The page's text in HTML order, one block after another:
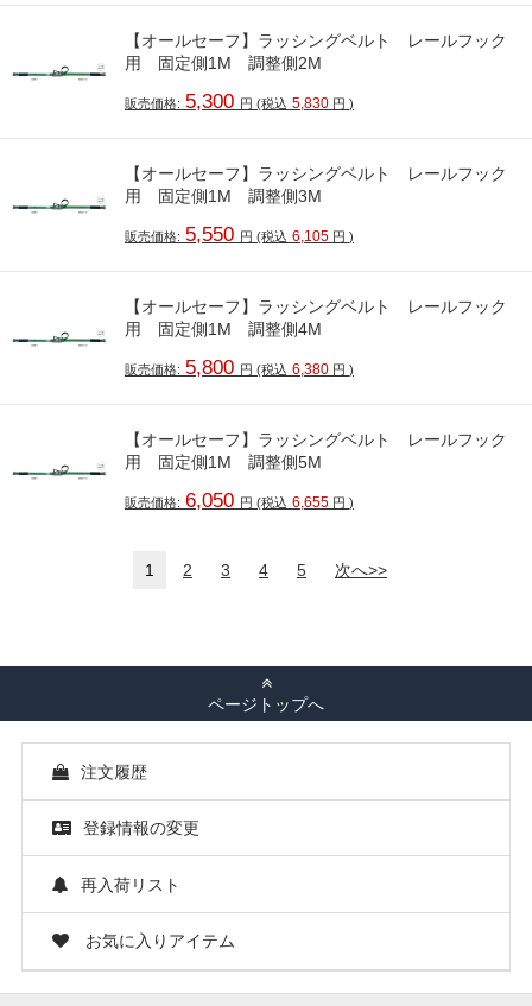
【オールセーフ】ラッシングベルト レールフック
用 固定側1M 調整側2M
販売価格: 5,300 円 (税込 5,830 円 )
【オールセーフ】ラッシングベルト レールフック
用 固定側1M 調整側3M
販売価格: 5,550 円 (税込 6,105 円 )
【オールセーフ】ラッシングベルト レールフック
用 固定側1M 調整側4M
販売価格: 5,800 円 (税込 6,380 円 )
【オールセーフ】ラッシングベルト レールフック
用 固定側1M 調整側5M
販売価格: 6,050 円 (税込 6,655 円 )
1 2 3 4 5 次へ>>
ページトップへ
注文履歴
登録情報の変更
再入荷リスト
お気に入りアイテム